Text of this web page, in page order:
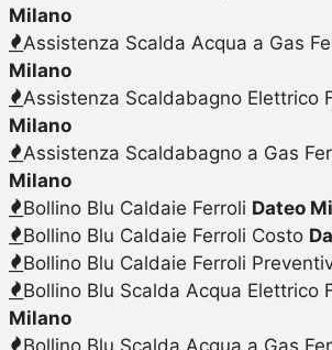
Milano
Assistenza Scalda Acqua a Gas
Milano
Assistenza Scaldabagno Elettrico
Milano
Assistenza Scaldabagno a Gas
Milano
Bollino Blu Caldaie Ferroli Dateo
Bollino Blu Caldaie Ferroli Costo
Bollino Blu Caldaie Ferroli
Bollino Blu Scalda Acqua Elettrico
Milano
Bollino Blu Scalda Acqua a Gas